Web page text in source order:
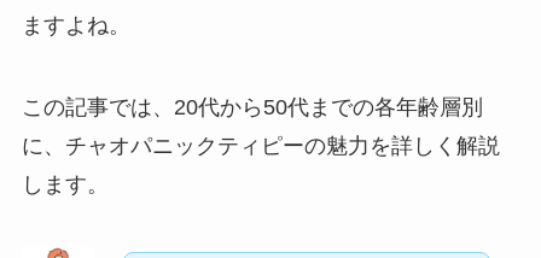
ますよね。
この記事では、20代から50代までの各年齢層別
に、チャオパニックティピーの魅力を詳しく解説
します。